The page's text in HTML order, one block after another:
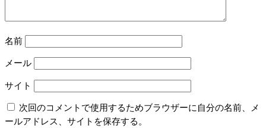
名前
メール
サイト
次回のコメントで使用するためブラウザーに自分の名前、メ
ールアドレス、サイトを保存する。